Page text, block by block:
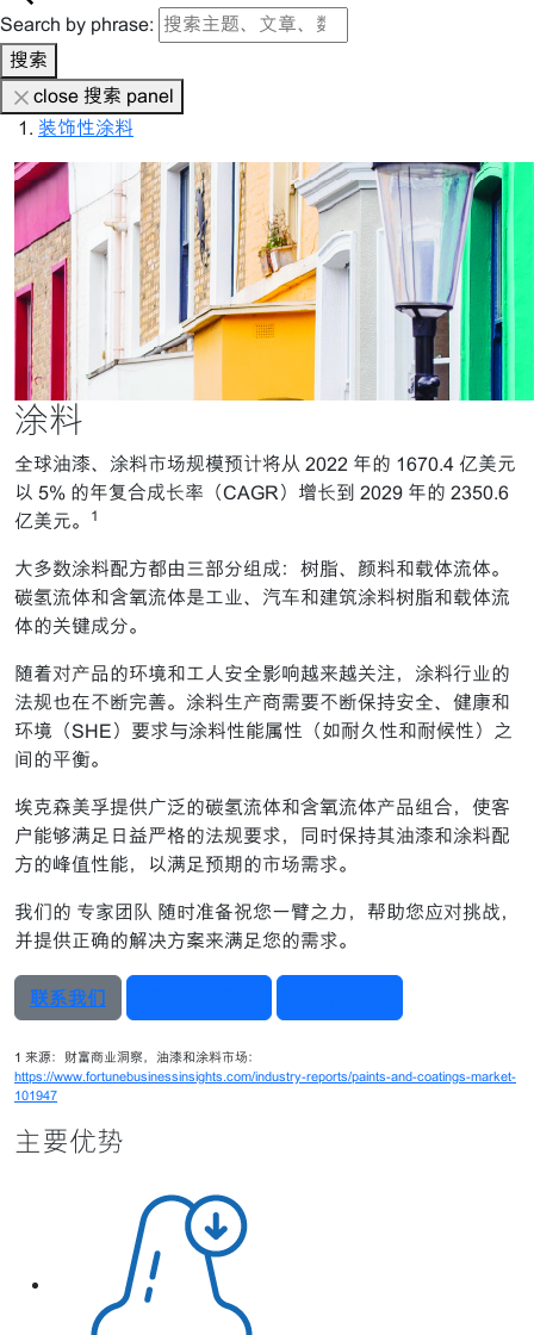
Search by phrase:
搜索
close 搜索 panel
装饰性涂料
涂料
全球油漆、涂料市场规模预计将从 2022 年的 1670.4 亿美元
以 5% 的年复合成长率（CAGR）增长到 2029 年的 2350.6
亿美元。
1
大多数涂料配方都由三部分组成：树脂、颜料和载体流体。
碳氢流体和含氧流体是工业、汽车和建筑涂料树脂和载体流
体的关键成分。
随着对产品的环境和工人安全影响越来越关注，涂料行业的
法规也在不断完善。涂料生产商需要不断保持安全、健康和
环境（SHE）要求与涂料性能属性（如耐久性和耐候性）之
间的平衡。
埃克森美孚提供广泛的碳氢流体和含氧流体产品组合，使客
户能够满足日益严格的法规要求，同时保持其油漆和涂料配
方的峰值性能，以满足预期的市场需求。
我们的 专家团队 随时准备祝您一臂之力，帮助您应对挑战，
并提供正确的解决方案来满足您的需求。
联系我们
1 来源：财富商业洞察，油漆和涂料市场：
https://www.fortunebusinessinsights.com/industry-reports/paints-and-coatings-market-
101947
主要优势